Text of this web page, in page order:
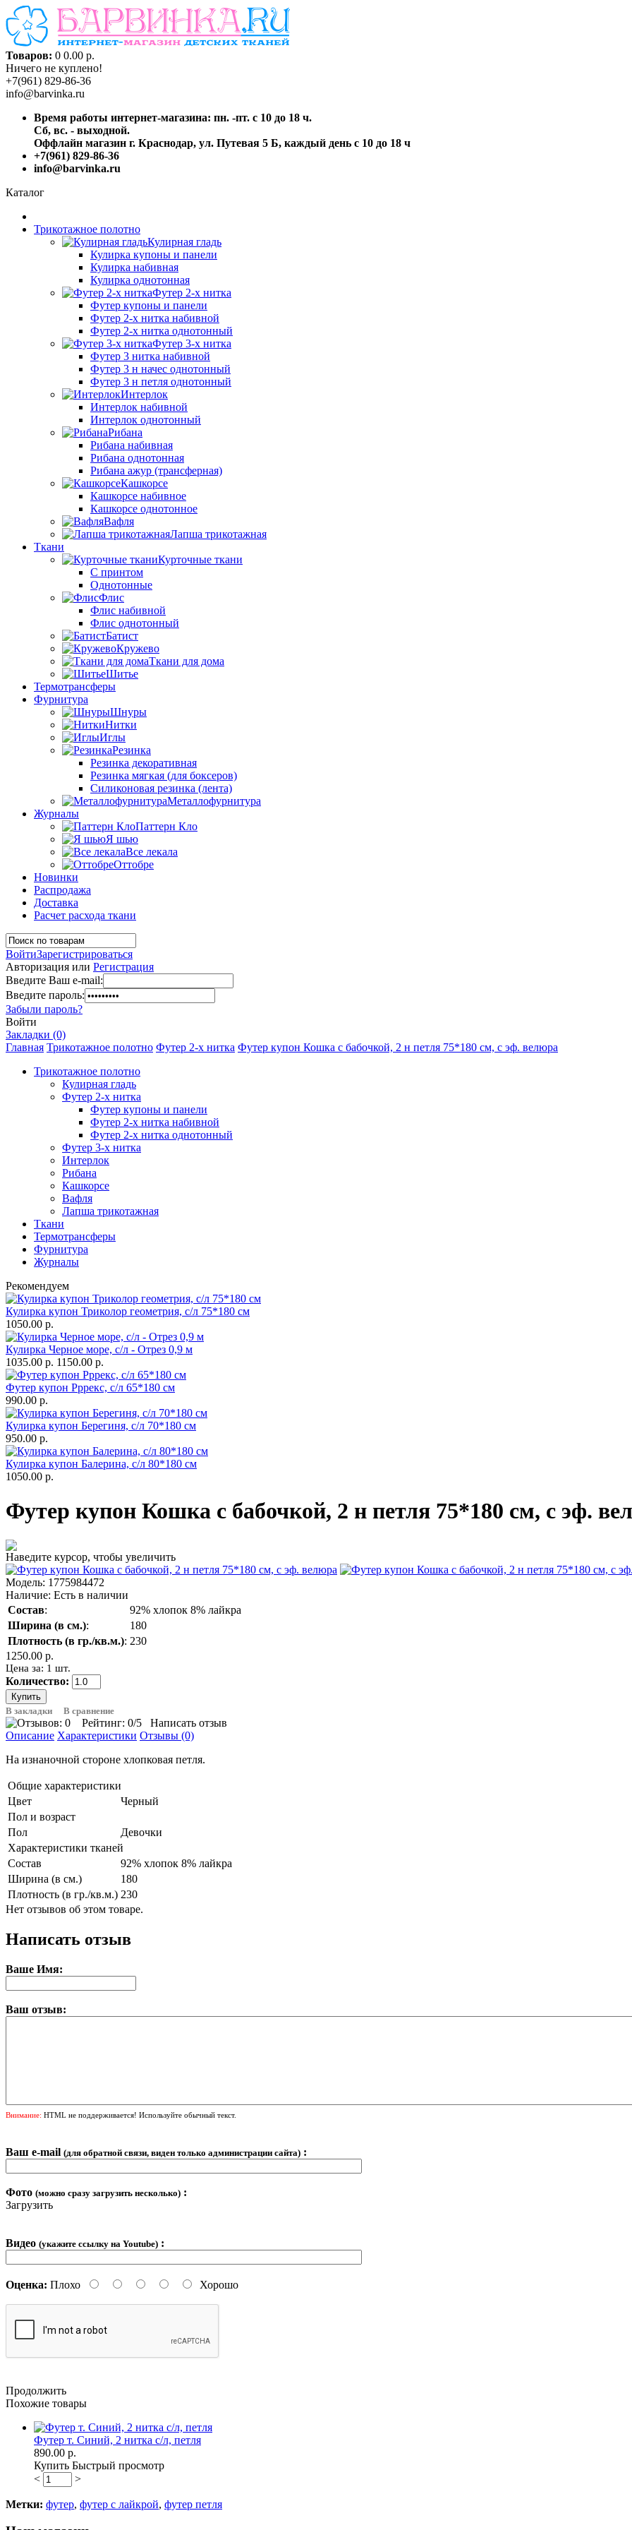
Товаров: 0 0.00 р.
Ничего не куплено!
+7(961) 829-86-36
info@barvinka.ru
Время работы интернет-магазина: пн. -пт. с 10 до 18 ч.
Сб, вс. - выходной.
Оффлайн магазин г. Краснодар, ул. Путевая 5 Б, каждый день с 10 до 18 ч
+7(961) 829-86-36
info@barvinka.ru
Каталог
Трикотажное полотно
Кулирная гладь
Кулирка купоны и панели
Кулирка набивная
Кулирка однотонная
Футер 2-х нитка
Футер купоны и панели
Футер 2-х нитка набивной
Футер 2-х нитка однотонный
Футер 3-х нитка
Футер 3 нитка набивной
Футер 3 н начес однотонный
Футер 3 н петля однотонный
Интерлок
Интерлок набивной
Интерлок однотонный
Рибана
Рибана набивная
Рибана однотонная
Рибана ажур (трансферная)
Кашкорсе
Кашкорсе набивное
Кашкорсе однотонное
Вафля
Лапша трикотажная
Ткани
Курточные ткани
С принтом
Однотонные
Флис
Флис набивной
Флис однотонный
Батист
Кружево
Ткани для дома
Шитье
Термотрансферы
Фурнитура
Шнуры
Нитки
Иглы
Резинка
Резинка декоративная
Резинка мягкая (для боксеров)
Силиконовая резинка (лента)
Металлофурнитура
Журналы
Паттерн Кло
Я шью
Все лекала
Оттобре
Новинки
Распродажа
Доставка
Расчет расхода ткани
ВойтиЗарегистрироваться
Авторизация или Регистрация
Введите Ваш e-mail:
Введите пароль:
Забыли пароль?
Войти
Закладки (0)
Главная Трикотажное полотно Футер 2-х нитка Футер купон Кошка с бабочкой, 2 н петля 75*180 см, с эф. велюра
Трикотажное полотно
Кулирная гладь
Футер 2-х нитка
Футер купоны и панели
Футер 2-х нитка набивной
Футер 2-х нитка однотонный
Футер 3-х нитка
Интерлок
Рибана
Кашкорсе
Вафля
Лапша трикотажная
Ткани
Термотрансферы
Фурнитура
Журналы
Рекомендуем
Кулирка купон Триколор геометрия, с/л 75*180 см
1050.00 р.
Кулирка Черное море, с/л - Отрез 0,9 м
1035.00 р. 1150.00 р.
Футер купон Рррекс, с/л 65*180 см
990.00 р.
Кулирка купон Берегиня, с/л 70*180 см
950.00 р.
Кулирка купон Балерина, с/л 80*180 см
1050.00 р.
Футер купон Кошка с бабочкой, 2 н петля 75*180 см, с эф.
Наведите курсор, чтобы увеличить
Модель: 1775984472
Наличие: Есть в наличии
Состав:
92% хлопок 8% лайкра
Ширина (в см.):
180
Плотность (в гр./кв.м.): 230
1250.00 р.
Цена за: 1 шт.
Количество:
В закладки В сравнение
Рейтинг: 0/5
Написать отзыв
Описание Характеристики Отзывы (0)
На изнаночной стороне хлопковая петля.
Общие характеристики
Цвет
Черный
Пол и возраст
Пол
Девочки
Характеристики тканей
Состав
92% хлопок 8% лайкра
Ширина (в см.)
180
Плотность (в гр./кв.м.) 230
Нет отзывов об этом товаре.
Написать отзыв
Ваше Имя:
Ваш отзыв:
Внимание: HTML не поддерживается! Используйте обычный текст.
Ваш e-mail (для обратной связи, виден только администрации сайта) :
Фото (можно сразу загрузить несколько) :
Загрузить
Видео (укажите ссылку на Youtube) :
Оценка: Плохо Хорошо
Продолжить
Похожие товары
Футер т. Синий, 2 нитка с/л, петля
890.00 р.
Купить Быстрый просмотр
<
>
Метки: футер, футер с лайкрой, футер петля